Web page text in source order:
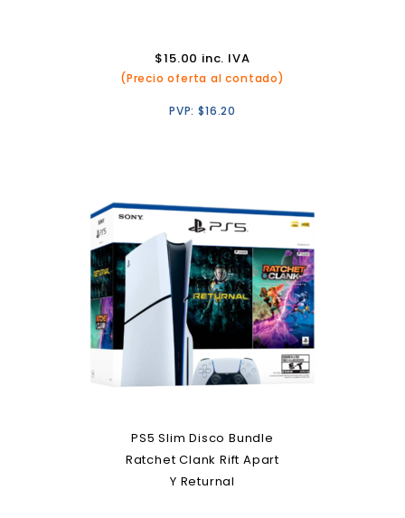
$15.00 inc. IVA
(Precio oferta al contado)
PVP:$16.20
PS5 Slim Disco Bundle
Ratchet Clank Rift Apart
Y Returnal